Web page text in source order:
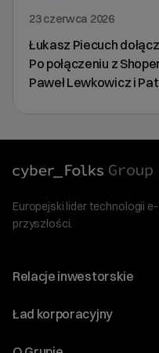
23 czerwca 2026
Łukasz Piecuch
Po połączeniu z
Paweł Lewkowicz i
Europejski lider technologii
przyszłości.
Relacje inwestorskie
Raporty
Ład korporacyjny
Walne Zgromadzenia